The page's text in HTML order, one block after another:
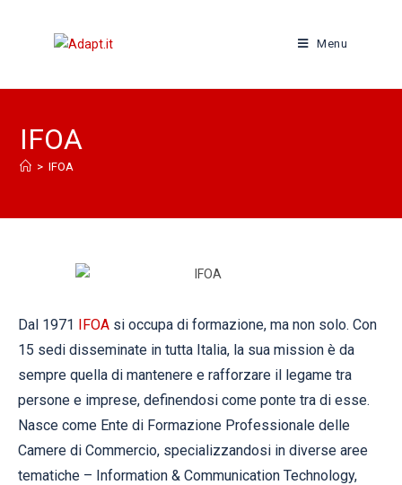
Menu
IFOA
> IFOA
Dal 1971 IFOA si occupa di formazione, ma non solo. Con
15 sedi disseminate in tutta Italia, la sua mission è da
sempre quella di mantenere e rafforzare il legame tra
persone e imprese, definendosi come ponte tra di esse.
Nasce come Ente di Formazione Professionale delle
Camere di Commercio, specializzandosi in diverse aree
tematiche – Information & Communication Technology,